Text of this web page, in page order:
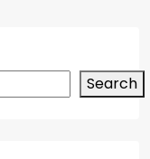
Search